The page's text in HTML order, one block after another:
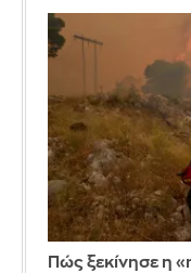
Πώς ξεκίνησε η